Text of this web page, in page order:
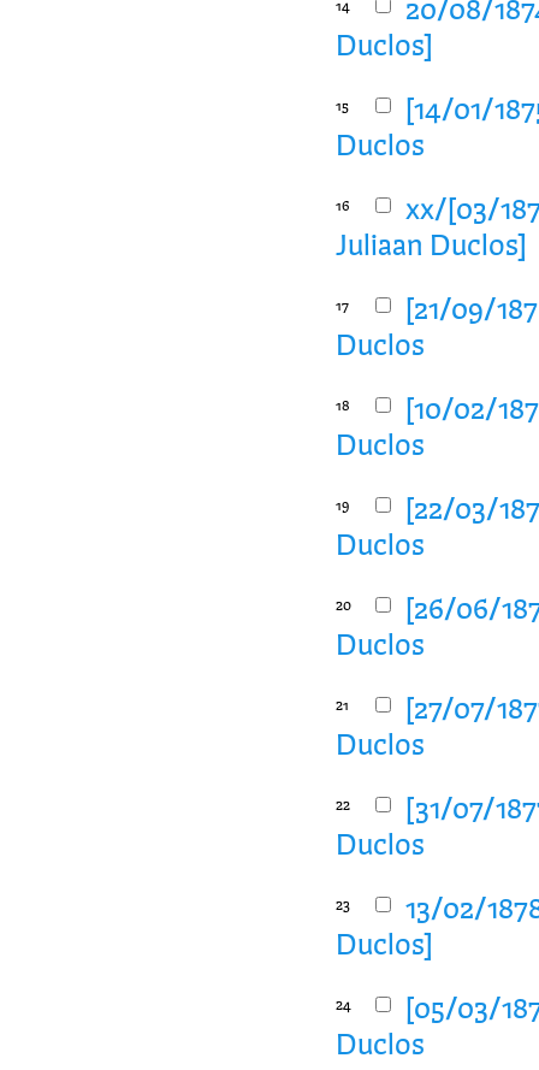
14
20/08/
Duclos]
15
[14/01/
Duclos
16
xx/[03/
Juliaan Duclos]
17
[21/09/
Duclos
18
[10/02/
Duclos
19
[22/03/
Duclos
20
[26/06/
Duclos
21
[27/07/
Duclos
22
[31/07/
Duclos
23
13/02/
Duclos]
24
[05/03/
Duclos